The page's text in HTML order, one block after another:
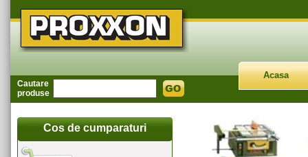
Cautare
produse
Acasa
Cos de cumparaturi